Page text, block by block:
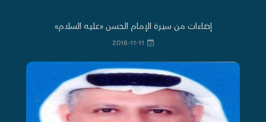
إضاءات من سيرة الإمام الحسن «عليه السلام»
2016-11-11